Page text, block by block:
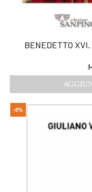
BENEDETTO
-5%